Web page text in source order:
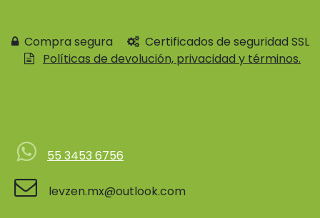
Compra segura
Certificados de seguridad SSL
Políticas de devolución, privacidad y términos.
55 3453 6756
levzen.mx@outlook.com